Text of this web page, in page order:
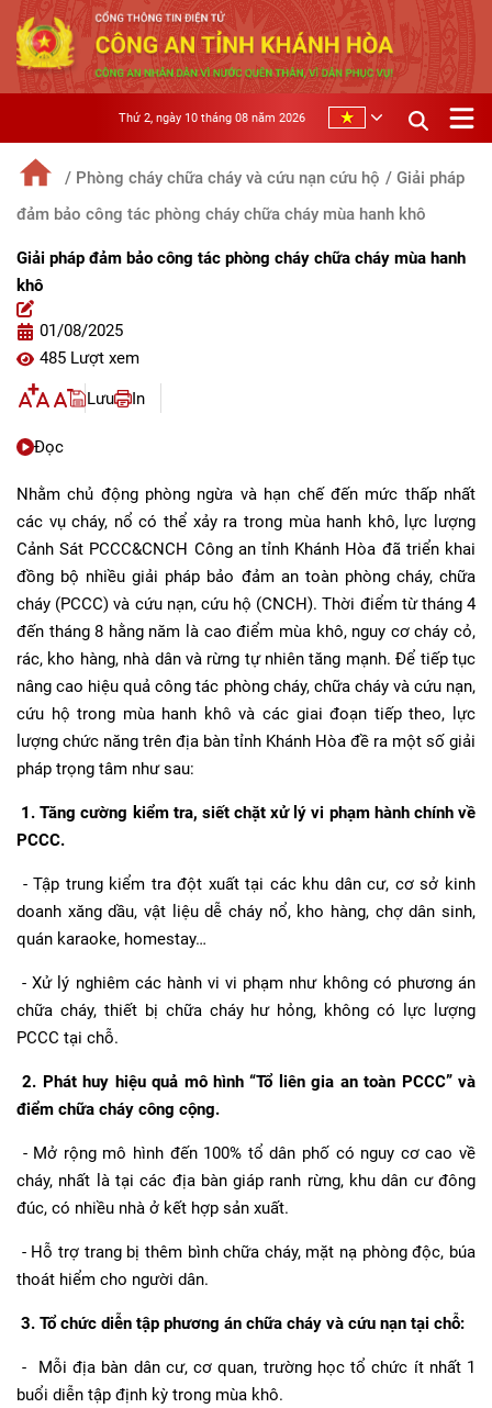
Thứ 2, ngày 10 tháng 08 năm 2026
/ Phòng cháy chữa cháy và cứu nạn cứu hộ / Giải pháp
đảm bảo công tác phòng cháy chữa cháy mùa hanh khô
Giải pháp đảm bảo công tác phòng cháy chữa cháy mùa hanh
khô
01/08/2025
485 Lượt xem
Lưu In
Đọc
Nhằm chủ động phòng ngừa và hạn chế đến mức thấp nhất
các vụ cháy, nổ có thể xảy ra trong mùa hanh khô, lực lượng
Cảnh Sát PCCC&CNCH Công an tỉnh Khánh Hòa đã triển khai
đồng bộ nhiều giải pháp bảo đảm an toàn phòng cháy, chữa
cháy (PCCC) và cứu nạn, cứu hộ (CNCH). Thời điểm từ tháng 4
đến tháng 8 hằng năm là cao điểm mùa khô, nguy cơ cháy cỏ,
rác, kho hàng, nhà dân và rừng tự nhiên tăng mạnh. Để tiếp tục
nâng cao hiệu quả công tác phòng cháy, chữa cháy và cứu nạn,
cứu hộ trong mùa hanh khô và các giai đoạn tiếp theo, lực
lượng chức năng trên địa bàn tỉnh Khánh Hòa đề ra một số giải
pháp trọng tâm như sau:
1. Tăng cường kiểm tra, siết chặt xử lý vi phạm hành chính về
PCCC.
- Tập trung kiểm tra đột xuất tại các khu dân cư, cơ sở kinh
doanh xăng dầu, vật liệu dễ cháy nổ, kho hàng, chợ dân sinh,
quán karaoke, homestay…
- Xử lý nghiêm các hành vi vi phạm như không có phương án
chữa cháy, thiết bị chữa cháy hư hỏng, không có lực lượng
PCCC tại chỗ.
2. Phát huy hiệu quả mô hình “Tổ liên gia an toàn PCCC” và
điểm chữa cháy công cộng.
- Mở rộng mô hình đến 100% tổ dân phố có nguy cơ cao về
cháy, nhất là tại các địa bàn giáp ranh rừng, khu dân cư đông
đúc, có nhiều nhà ở kết hợp sản xuất.
- Hỗ trợ trang bị thêm bình chữa cháy, mặt nạ phòng độc, búa
thoát hiểm cho người dân.
3. Tổ chức diễn tập phương án chữa cháy và cứu nạn tại chỗ:
- Mỗi địa bàn dân cư, cơ quan, trường học tổ chức ít nhất 1
buổi diễn tập định kỳ trong mùa khô.